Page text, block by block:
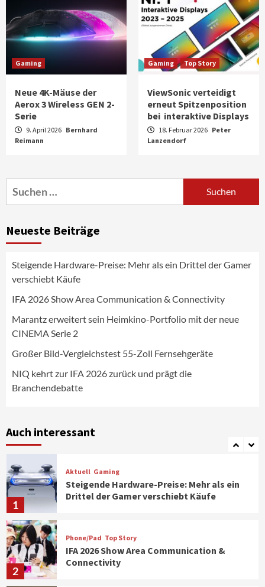
Gaming
Neue 4K-Mäuse der
Aerox 3 Wireless GEN 2-
Serie
9. April 2026 Bernhard
Reimann
Gaming Top Story
ViewSonic verteidigt
erneut Spitzenposition
bei interaktive Displays
18. Februar 2026 Peter
Lanzendorf
Suchen
nach:
Neueste Beiträge
Steigende Hardware-Preise: Mehr als ein Drittel der Gamer
verschiebt Käufe
IFA 2026 Show Area Communication & Connectivity
Marantz erweitert sein Heimkino-Portfolio mit der neue
CINEMA Serie 2
Großer Bild-Vergleichstest 55-Zoll Fernsehgeräte
NIQ kehrt zur IFA 2026 zurück und prägt die
Branchendebatte
Auch interessant
4
News aus dem Internet
Fernsehgeräte
5
NIQ kehrt zur IFA 2026 zurück und prägt
die Branchendebatte
6
Aktuell
CHERRY baut Vertriebsteam in
7
Klimageräte und Ventilatoren
1
Aktuell Gaming
Steigende Hardware-Preise: Mehr als ein
Drittel der Gamer verschiebt Käufe
2
Phone/Pad Top Story
IFA 2026 Show Area Communication &
Connectivity